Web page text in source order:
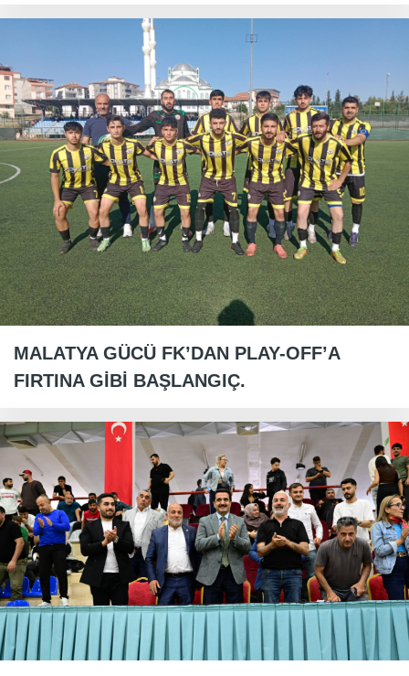
MALATYA GÜCÜ FK’DAN PLAY-OFF’A
FIRTINA GİBİ BAŞLANGIÇ.